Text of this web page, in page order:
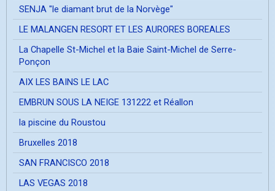
SENJA "le diamant brut de la Norvège"
LE MALANGEN RESORT ET LES AURORES BOREALES
La Chapelle St-Michel et la Baie Saint-Michel de Serre-
Ponçon
AIX LES BAINS LE LAC
EMBRUN SOUS LA NEIGE 131222 et Réallon
la piscine du Roustou
Bruxelles 2018
SAN FRANCISCO 2018
LAS VEGAS 2018